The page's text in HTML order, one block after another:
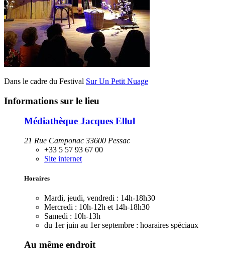
Dans le cadre du Festival Sur Un Petit Nuage
Informations sur le lieu
Médiathèque Jacques Ellul
21 Rue Camponac 33600 Pessac
+33 5 57 93 67 00
Site internet
Horaires
Mardi, jeudi, vendredi : 14h-18h30
Mercredi : 10h-12h et 14h-18h30
Samedi : 10h-13h
du 1er juin au 1er septembre : hoaraires spéciaux
Au même endroit